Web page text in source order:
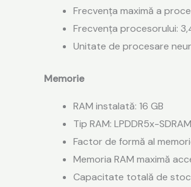
Frecvența maximă a
Frecvența procesorului:
Unitate de procesare
Memorie
RAM instalată: 16 GB
Tip RAM: LPDDR5x-SDRAM
Factor de formă al
Memoria RAM maximă
Capacitate totală de